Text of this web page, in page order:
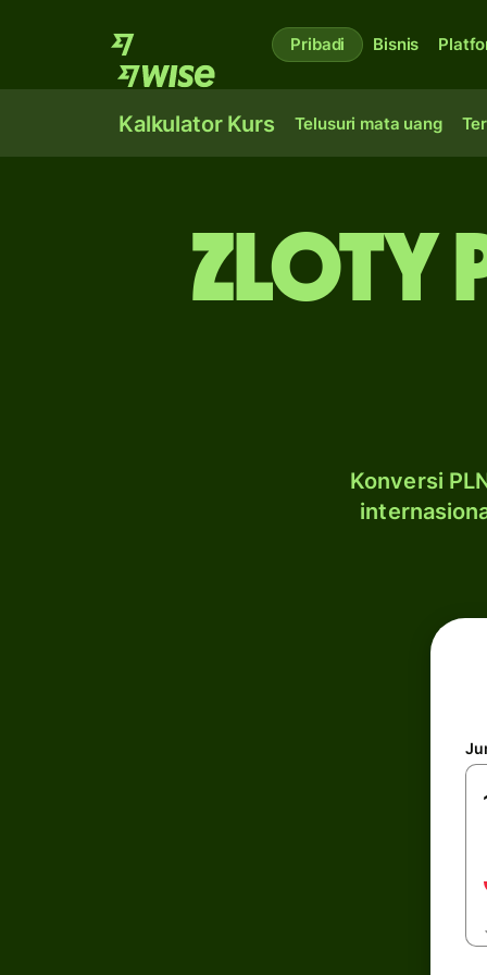
Pribadi Bisnis
Kalkulator Kurs Telusuri mata uang
zloty
Konversi